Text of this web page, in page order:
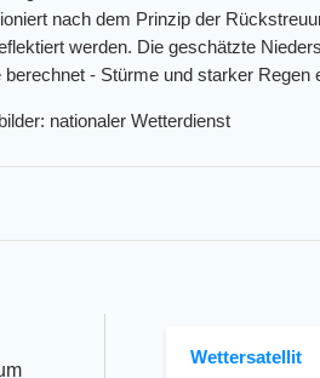
nach dem Prinzip der
werden. Die geschätzte
- Stürme und starker Regen
nationaler Wetterdienst
Wettersatellit